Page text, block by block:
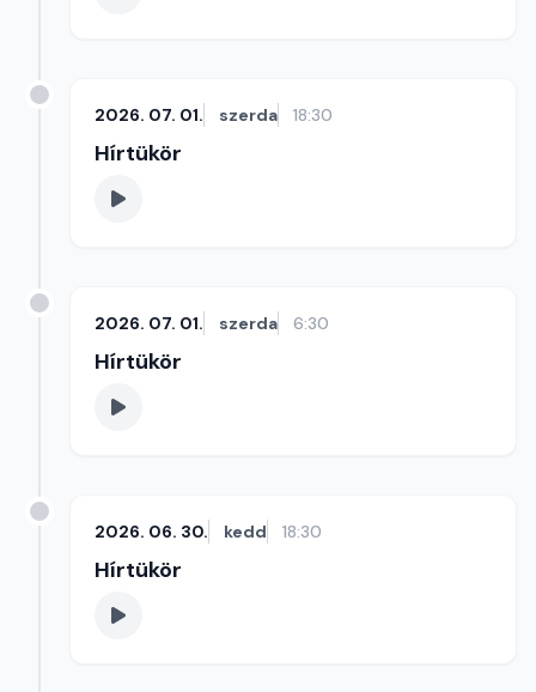
2026. 07. 01. szerda 18:30
Hírtükör
2026. 07. 01. szerda 6:30
Hírtükör
2026. 06. 30. kedd 18:30
Hírtükör